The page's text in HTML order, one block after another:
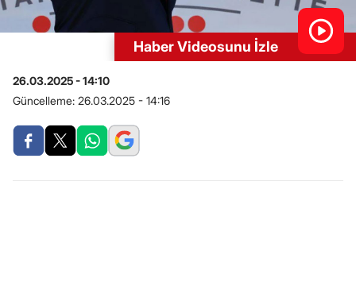
Haber Videosunu İzle
26.03.2025 - 14:10
Güncelleme: 26.03.2025 - 14:16